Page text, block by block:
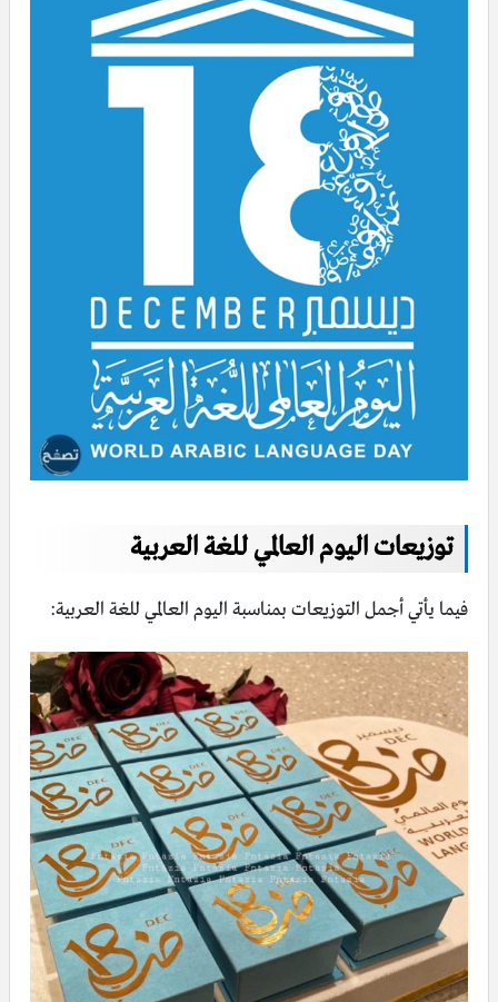
توزيعات اليوم العالمي للغة العربية
فيما يأتي أجمل التوزيعات بمناسبة اليوم العالمي للغة العربية: